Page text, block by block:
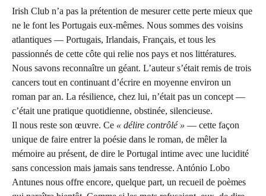
Irish Club n’a pas la prétention de mesurer cette perte mieux que
ne le font les Portugais eux-mêmes. Nous sommes des voisins
atlantiques — Portugais, Irlandais, Français, et tous les
passionnés de cette côte qui relie nos pays et nos littératures.
Nous savons reconnaître un géant. L’auteur s’était remis de trois
cancers tout en continuant d’écrire en moyenne environ un
roman par an. La résilience, chez lui, n’était pas un concept —
c’était une pratique quotidienne, obstinée, silencieuse.
Il nous reste son œuvre. Ce « délire contrôlé » — cette façon
unique de faire entrer la poésie dans le roman, de mêler la
mémoire au présent, de dire le Portugal intime avec une lucidité
sans concession mais jamais sans tendresse. António Lobo
Antunes nous offre encore, quelque part, un recueil de poèmes